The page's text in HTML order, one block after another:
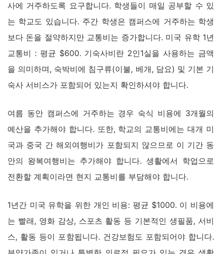
사에 거주하도록 요구합니다. 학생들이 매일 공부할 수 있
는 학교도 있습니다. 주간 학생은 캠퍼스에 거주하는 학생
보다 돈을 절약하지만 교통비는 증가합니다. 미국 유학 1년
교통비 : 평균 $600. 기숙사비란 2인1실을 사용하는 금액
을 의미하며, 숙박비에 침구류(이불, 베개, 담요) 및 기본 기
숙사 서비스가 포함되어 있는지 확인하셔야 합니다.
여름 동안 캠퍼스에 거주하는 경우 숙식 비용에 3개월의
예산을 추가해야 합니다. 또한, 학교의 교통비에는 대개 미
국과 중국 간 해외여행비가 포함되지 않으므로 이 기간 동
안의 왕복여행비는 추가해야 합니다. 생활에서 학업으로
전환할 계획이라면 현지 교통비를 부담해야 합니다.
1년간 미국 유학을 위한 개인 비용: 평균 $1000. 이 비용에
는 빨래, 영화 감상, 스포츠 활동 등 기본적인 생필품, 서비
스, 활동 등이 포함됩니다. 건강보험도 포함되어야 합니다.